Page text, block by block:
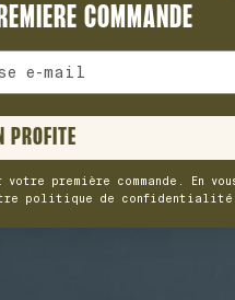
COMMANDE
PROFITE
première commande. En
politique de